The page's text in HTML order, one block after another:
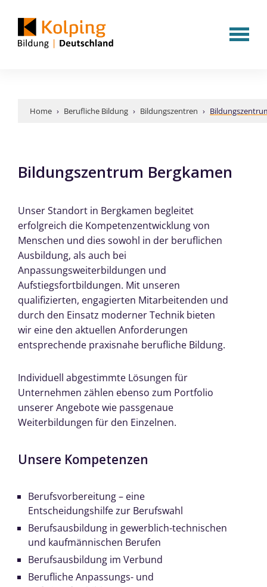
Home › Berufliche Bildung › Bildungszentren ›
Bildungszentrum Bergkamen
Unser Standort in Bergkamen begleitet
erfolgreich die Kompetenzentwicklung von
Menschen und dies sowohl in der beruflichen
Ausbildung, als auch bei
Anpassungsweiterbildungen und
Aufstiegsfortbildungen. Mit unseren
qualifizierten, engagierten Mitarbeitenden und
durch den Einsatz moderner Technik bieten
wir eine den aktuellen Anforderungen
entsprechende praxisnahe berufliche Bildung.
Individuell abgestimmte Lösungen für
Unternehmen zählen ebenso zum Portfolio
unserer Angebote wie passgenaue
Weiterbildungen für den Einzelnen.
Unsere Kompetenzen
Berufsvorbereitung – eine
Entscheidungshilfe zur Berufswahl
Berufsausbildung in gewerblich-technischen
und kaufmännischen Berufen
Berufsausbildung im Verbund
Berufliche Anpassungs- und